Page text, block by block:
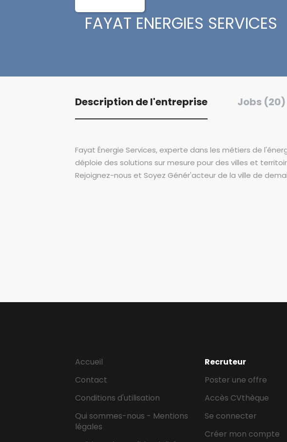
FAYAT ENERGIES SERVICES
Description de l'entreprise Jobs (20)
Fayat Énergie Services, experte dans les métiers de
déploie des solutions sur mesure pour des villes et
Rejoignez-nous et Soyez Génér'acteur de la ville de
Accueil
Contact
Conditions d'utilisation
Qui sommes-nous - Mentions
légales
Recruteur
Poster une offre
Accès CVthèque
Se connecter
Créer mon compte